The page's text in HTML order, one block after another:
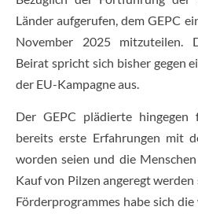
Länder aufgerufen, dem GEPC
November 2025 mitzuteilen.
Beirat spricht sich bisher gegen
der EU-Kampagne aus.
Der GEPC plädierte
bereits erste Erfahrungen mit
worden seien und die
Kauf von Pilzen angeregt
Förderprogrammes habe sich